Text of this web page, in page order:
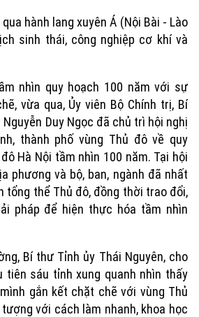
hành lang xuyên Á (Nội Bài - Lào
sinh thái, công nghiệp cơ khí và
nhìn quy hoạch 100 năm với sự
vừa qua, Ủy viên Bộ Chính trị, Bí
Duy Ngọc đã chủ trì hội nghị
thành phố vùng Thủ đô về quy
Hà Nội tầm nhìn 100 năm. Tại hội
phương và bộ, ban, ngành đã nhất
tổng thể Thủ đô, đồng thời trao đổi,
pháp để hiện thực hóa tầm nhìn
Bí thư Tỉnh ủy Thái Nguyên, cho
tiên sáu tỉnh xung quanh nhìn thấy
gắn kết chặt chẽ với vùng Thủ
với cách làm nhanh, khoa học